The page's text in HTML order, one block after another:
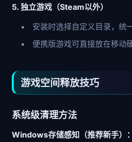
5. 独立游戏（Steam以外）
安装时选择自定义目录，统
便携版游戏可直接放在移动
游戏空间释放技巧
系统级清理方法
Windows存储感知（推荐新手）：